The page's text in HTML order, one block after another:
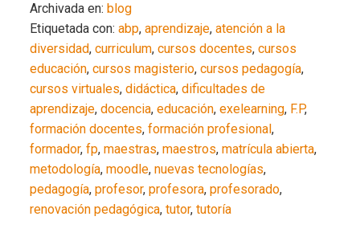
Archivada en: blog
Etiquetada con:abp,aprendizaje,atención a la
diversidad,curriculum,cursos docentes,cursos
educación,cursos magisterio,cursos pedagogía,
cursos virtuales,didáctica,dificultades de
aprendizaje,docencia,educación,exelearning, F.P,
formación docentes,formación profesional,
formador,fp,maestras,maestros,matrícula abierta,
metodología,moodle,nuevas tecnologías,
pedagogía,profesor,profesora,profesorado,
renovación pedagógica,tutor,tutoría